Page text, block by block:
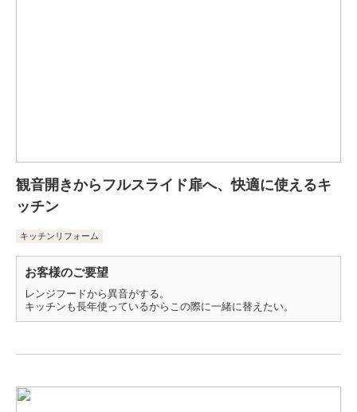
観音開きからフルスライド扉へ、快適に使えるキ
ッチン
キッチンリフォーム
お客様のご要望
レンジフードから異音がする。
キッチンも長年使っているからこの際に一緒に替えたい。